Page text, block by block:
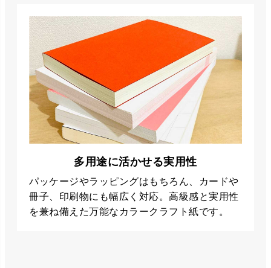
多用途に活かせる実用性
パッケージやラッピングはもちろん、カードや
冊子、印刷物にも幅広く対応。高級感と実用性
を兼ね備えた万能なカラークラフト紙です。